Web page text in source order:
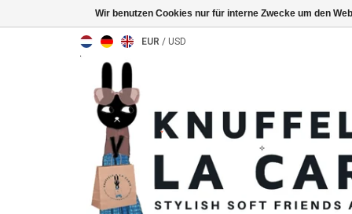
EUR / USD
Wir benutzen Cookies nur für interne Zwecke um den